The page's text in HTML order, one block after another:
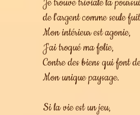
Je trouve triviale la
de l'argent comme seule
Mon intérieur est agonie,
J'ai troqué ma folie,
Contre des biens qui font
Mon unique paysage.
Si la vie est un jeu,